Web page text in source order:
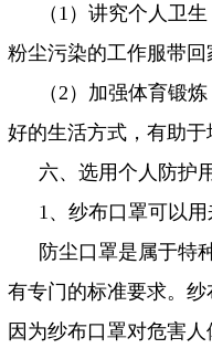
（ 1 ）讲究个人卫
粉尘污染的工作服带回
（2 ）加强体育锻
好的生活方式，有助于
六、选用个人防护
1、纱布口罩可以用
防尘口罩是属于特
有专门的标准要求。纱
因为纱布口罩对危害人